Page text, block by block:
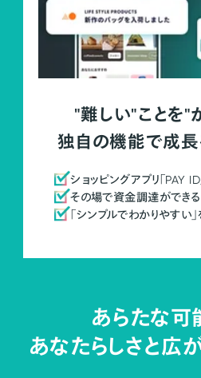
"難しい"ことを"
独自の機能で成長
ショッピングアプリ「PAY
その場で資金調達ができる
「シンプルでわかりやすい
あらたな可
あなたらしさと広